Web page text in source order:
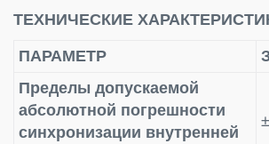
ТЕХНИЧЕСКИЕ
ПАРАМЕТР
Пределы допускаемой
абсолютной погрешности
синхронизации внутренней